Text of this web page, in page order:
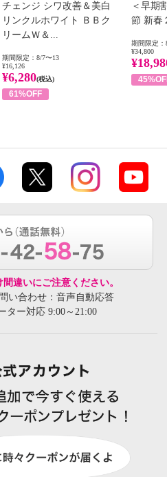
チェンジ シワ改善＆美白
リンクルホワイト ＢＢク
リームＷ＆...
期間限定：8/7〜13
¥16,126
¥6,280(税込)
61%OFF
＜早期
節 新春
期間限定：
¥34,800
違いにご注意ください。
い合わせ：音声自動応答
ター対応 9:00～21:00